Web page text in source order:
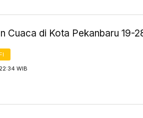
Cuaca di Kota Pekanbaru 19-
WIB